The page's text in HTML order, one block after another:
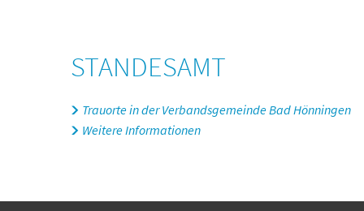
Standesamt
STANDESAMT
Trauorte in der Verbandsgemeinde Bad Hönningen
Weitere Informationen